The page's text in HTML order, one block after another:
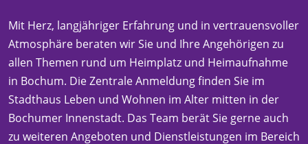
Mit Herz, langjähriger Erfahrung und in vertrauensvoller
Atmosphäre beraten wir Sie und Ihre Angehörigen zu
allen Themen rund um Heimplatz und Heimaufnahme
in Bochum. Die Zentrale Anmeldung finden Sie im
Stadthaus Leben und Wohnen im Alter mitten in der
Bochumer Innenstadt. Das Team berät Sie gerne auch
zu weiteren Angeboten und Dienstleistungen im Bereich